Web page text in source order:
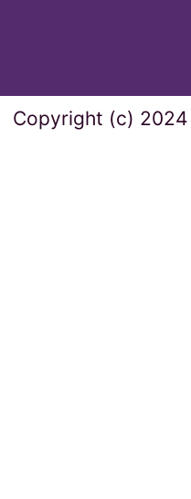
Copyright (c) 2024